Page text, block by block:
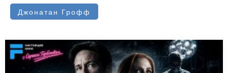
Джонатан Грофф